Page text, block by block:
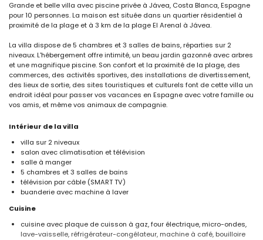
Grande et belle villa avec piscine privée à Jávea, Costa Blanca, Espagne
pour 10 personnes. La maison est située dans un quartier résidentiel à
proximité de la plage et à 3 km de la plage El Arenal à Jávea.
La villa dispose de 5 chambres et 3 salles de bains, réparties sur 2
niveaux. L'hébergement offre intimité, un beau jardin gazonné avec arbres
et une magnifique piscine. Son confort et la proximité de la plage, des
commerces, des activités sportives, des installations de divertissement,
des lieux de sortie, des sites touristiques et culturels font de cette villa un
endroit idéal pour passer vos vacances en Espagne avec votre famille ou
vos amis, et même vos animaux de compagnie.
Intérieur de la villa
villa sur 2 niveaux
salon avec climatisation et télévision
salle à manger
5 chambres et 3 salles de bains
télévision par câble (SMART TV)
buanderie avec machine à laver
Cuisine
cuisine avec plaque de cuisson à gaz, four électrique, micro-ondes,
lave-vaisselle, réfrigérateur-congélateur, machine à café, bouilloire